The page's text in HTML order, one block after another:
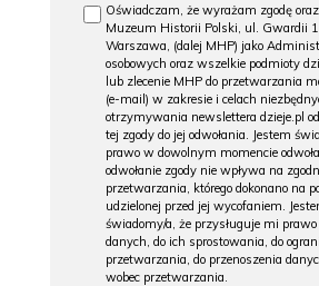
Oświadczam, że wyrażam zgodę
Muzeum Historii Polski, ul. Gwardii
Warszawa, (dalej MHP) jako
osobowych oraz wszelkie podmioty
lub zlecenie MHP do przetwarzania
(e-mail) w zakresie i celach
otrzymywania newslettera dzieje.pl
tej zgody do jej odwołania. Jestem
prawo w dowolnym momencie
odwołanie zgody nie wpływa na
przetwarzania, którego dokonano na
udzielonej przed jej wycofaniem.
świadomy/a, że przysługuje mi
danych, do ich sprostowania, do
przetwarzania, do przenoszenia
wobec przetwarzania.